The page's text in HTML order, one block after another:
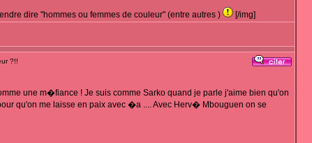
dire "hommes ou femmes de couleur" (entre autres ) [/img]
?!!
une m�fiance ! Je suis comme Sarko quand je parle j'aime bien qu'on
qu'on me laisse en paix avec �a .... Avec Herv� Mbouguen on se